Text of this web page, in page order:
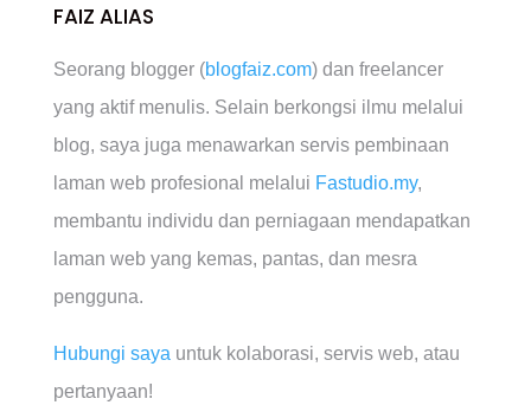
FAIZ ALIAS
Seorang blogger (blogfaiz.com) dan freelancer
yang aktif menulis. Selain berkongsi ilmu melalui
blog, saya juga menawarkan servis pembinaan
laman web profesional melalui Fastudio.my,
membantu individu dan perniagaan mendapatkan
laman web yang kemas, pantas, dan mesra
pengguna.
Hubungi saya untuk kolaborasi, servis web, atau
pertanyaan!